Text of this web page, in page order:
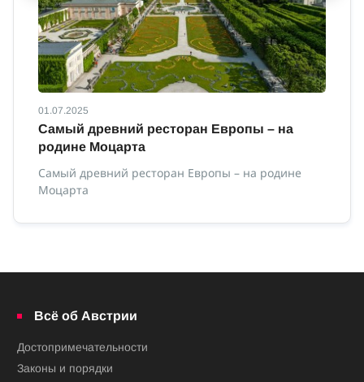
01.07.2025
Самый древний ресторан Европы – на
родине Моцарта
Самый древний ресторан Европы – на родине
Моцарта
Всё об Австрии
Достопримечательности
Законы и порядки